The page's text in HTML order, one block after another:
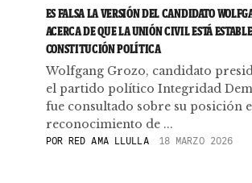
ES FALSA LA VERSIÓN DEL CANDIDATO
ACERCA DE QUE LA UNIÓN CIVIL ESTÁ
CONSTITUCIÓN POLÍTICA
Wolfgang Grozo, candidato
el partido político Integridad
fue consultado sobre su posición
reconocimiento de ...
PORRED AMA LLULLA 18 MARZO 2026